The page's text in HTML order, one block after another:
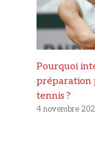
Pourquoi
préparation
tennis ?
4 novembre